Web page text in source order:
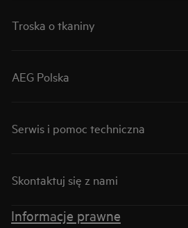
Troska o tkaniny
AEG Polska
Serwis i pomoc techniczna
Skontaktuj się z nami
Informacje prawne